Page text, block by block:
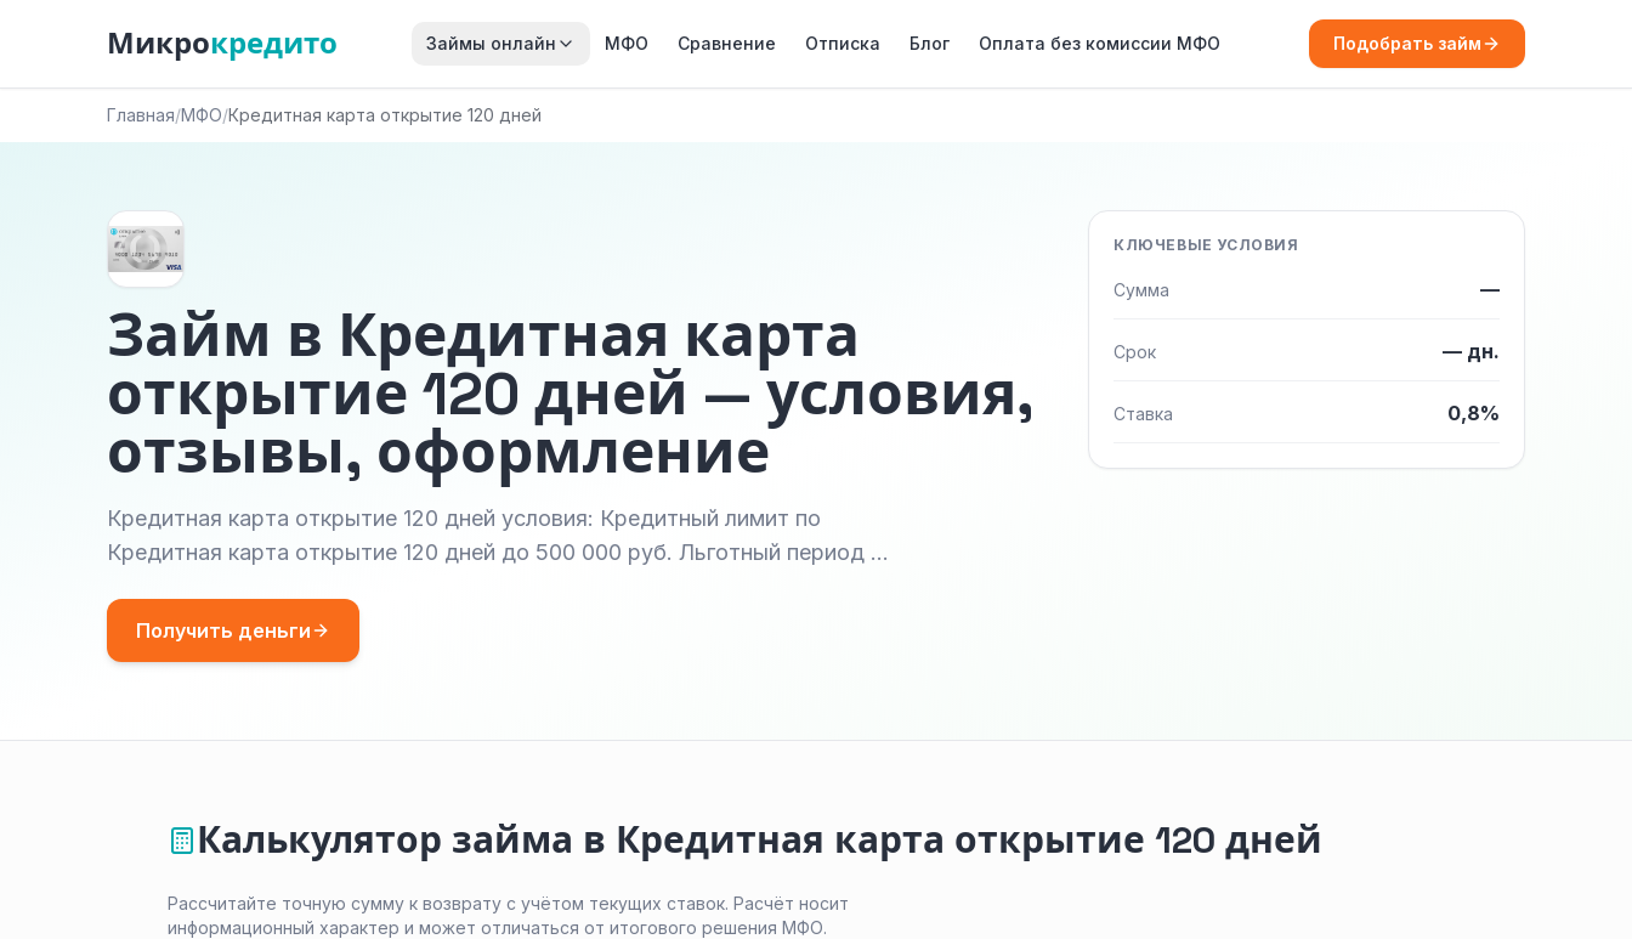
Микрокредито Займы онлайн МФО Сравнение Отписка Блог Оплата без комиссии МФО Подобрать займ
Главная/МФО/Кредитная карта открытие 120 дней
Займ в Кредитная карта
открытие 120 дней — условия,
отзывы, оформление
Кредитная карта открытие 120 дней условия: Кредитный лимит по
Кредитная карта открытие 120 дней до 500 000 руб. Льготный период …
Получить деньги
КЛЮЧЕВЫЕ УСЛОВИЯ
Сумма —
Срок — дн.
Ставка 0,8%
Калькулятор займа в Кредитная карта открытие 120 дней
Рассчитайте точную сумму к возврату с учётом текущих ставок. Расчёт носит
информационный характер и может отличаться от итогового решения МФО.